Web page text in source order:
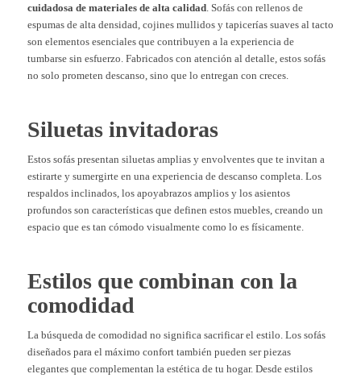
cuidadosa de materiales de alta calidad. Sofás con rellenos de
espumas de alta densidad, cojines mullidos y tapicerías suaves al tacto
son elementos esenciales que contribuyen a la experiencia de
tumbarse sin esfuerzo. Fabricados con atención al detalle, estos sofás
no solo prometen descanso, sino que lo entregan con creces.
Siluetas invitadoras
Estos sofás presentan siluetas amplias y envolventes que te invitan a
estirarte y sumergirte en una experiencia de descanso completa. Los
respaldos inclinados, los apoyabrazos amplios y los asientos
profundos son características que definen estos muebles, creando un
espacio que es tan cómodo visualmente como lo es físicamente.
Estilos que combinan con la
comodidad
La búsqueda de comodidad no significa sacrificar el estilo. Los sofás
diseñados para el máximo confort también pueden ser piezas
elegantes que complementan la estética de tu hogar. Desde estilos